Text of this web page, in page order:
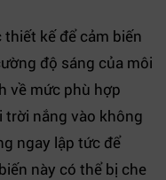
thiết kế để cảm biến
độ sáng của môi
về mức phù hợp
trời nắng vào không
ngay lập tức để
này có thể bị che